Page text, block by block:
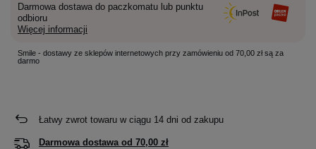
Darmowa dostawa do paczkomatu lub punktu
odbioru
Więcej informacji
Smile - dostawy ze sklepów internetowych przy zamówieniu od 70,00 zł są za
darmo
Łatwy zwrot towaru w ciągu 14 dni od zakupu
Darmowa dostawa od 70,00 zł